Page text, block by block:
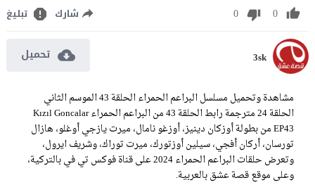
0
0 شارك تبليغ
3sk تحميل
مشاهدة وتحميل مسلسل البراعم الحمراء الحلقة 43 الموسم الثاني
الحلقة 24 مترجمة رابط الحلقة 43 من البراعم الحمراء Kızıl Goncalar
EP43 من بطولة أوزكان دينيز، أوزغو نامال، ميرت يازجي أوغلو، هازال
تورسان، أركان أفجي، سيلين أوزتورك، ميرت توراك، وشريف ايرول،
وتعرض حلقات البراعم الحمراء 2024 على قناة فوكس تي في بالتركية،
وعلى موقع قصة عشق بالعربية.